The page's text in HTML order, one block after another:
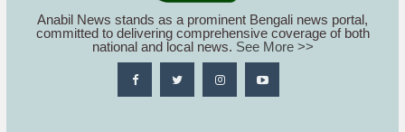
Anabil News stands as a prominent Bengali news portal,
committed to delivering comprehensive coverage of both
national and local news. See More >>